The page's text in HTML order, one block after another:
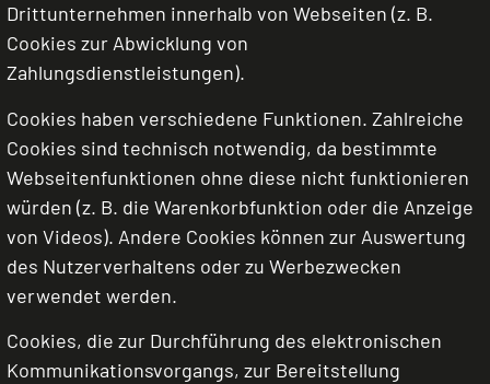
Drittunternehmen innerhalb von Webseiten (z. B.
Cookies zur Abwicklung von
Zahlungsdienstleistungen).
Cookies haben verschiedene Funktionen. Zahlreiche
Cookies sind technisch notwendig, da bestimmte
Webseitenfunktionen ohne diese nicht funktionieren
würden (z. B. die Warenkorbfunktion oder die Anzeige
von Videos). Andere Cookies können zur Auswertung
des Nutzerverhaltens oder zu Werbezwecken
verwendet werden.
Cookies, die zur Durchführung des elektronischen
Kommunikationsvorgangs, zur Bereitstellung